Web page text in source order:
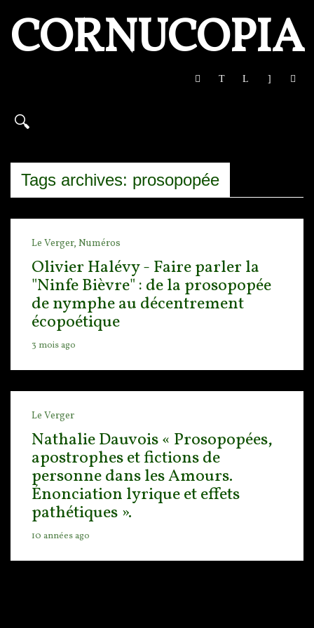
CORNUCOPIA
Tags archives: prosopopée
Le Verger, Numéros
Olivier Halévy - Faire parler la
"Ninfe Bièvre" : de la prosopopée
de nymphe au décentrement
écopoétique
3 mois ago
Le Verger
Nathalie Dauvois « Prosopopées,
apostrophes et fictions de
personne dans les Amours.
Énonciation lyrique et effets
pathétiques ».
10 années ago